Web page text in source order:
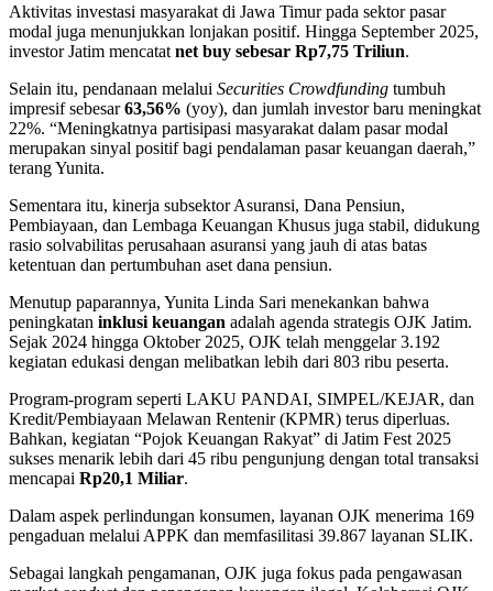
Aktivitas investasi masyarakat di Jawa Timur pada sektor pasar
modal juga menunjukkan lonjakan positif. Hingga September 2025,
investor Jatim mencatat net buy sebesar Rp7,75 Triliun.
Selain itu, pendanaan melalui Securities Crowdfunding tumbuh
impresif sebesar63,56% (yoy), dan jumlah investor baru meningkat
22%. “Meningkatnya partisipasi masyarakat dalam pasar modal
merupakan sinyal positif bagi pendalaman pasar keuangan daerah,”
terang Yunita.
Sementara itu, kinerja subsektor Asuransi, Dana Pensiun,
Pembiayaan, dan Lembaga Keuangan Khusus juga stabil, didukung
rasio solvabilitas perusahaan asuransi yang jauh di atas batas
ketentuan dan pertumbuhan aset dana pensiun.
Menutup paparannya, Yunita Linda Sari menekankan bahwa
peningkatan inklusi keuangan adalah agenda strategis OJK Jatim.
Sejak 2024 hingga Oktober 2025, OJK telah menggelar 3.192
kegiatan edukasi dengan melibatkan lebih dari 803 ribu peserta.
Program-program seperti LAKU PANDAI, SIMPEL/KEJAR, dan
Kredit/Pembiayaan Melawan Rentenir (KPMR) terus diperluas.
Bahkan, kegiatan “Pojok Keuangan Rakyat” di Jatim Fest 2025
sukses menarik lebih dari 45 ribu pengunjung dengan total transaksi
mencapai Rp20,1 Miliar.
Dalam aspek perlindungan konsumen, layanan OJK menerima 169
pengaduan melalui APPK dan memfasilitasi 39.867 layanan SLIK.
Sebagai langkah pengamanan, OJK juga fokus pada pengawasan